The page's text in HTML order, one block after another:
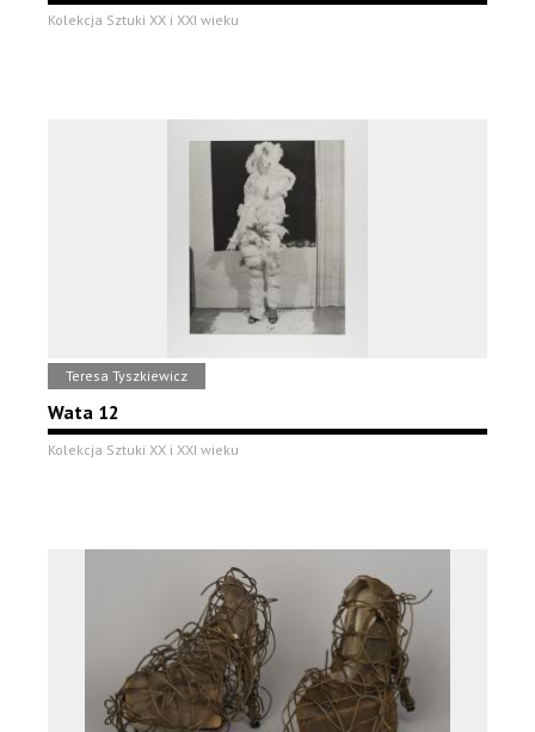
Kolekcja Sztuki XX i XXI wieku
Teresa Tyszkiewicz
Wata 12
Kolekcja Sztuki XX i XXI wieku